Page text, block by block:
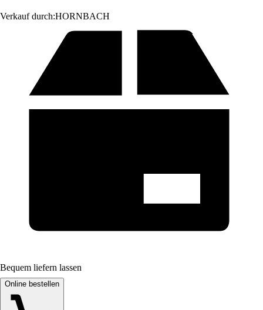
Verkauf durch:HORNBACH
Bequem liefern lassen
Online bestellen